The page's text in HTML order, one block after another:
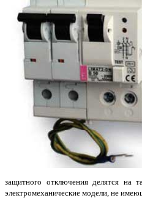
защитного отключения делятся на
электромеханические модели, не